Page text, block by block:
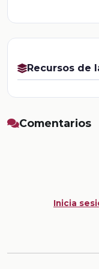
Recursos de
Comentarios
Inicia